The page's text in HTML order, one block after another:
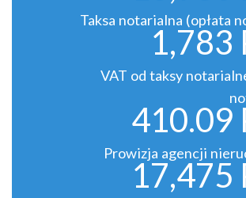
Taksa notarialna (opłata
1,783
VAT od taksy
410.09
Prowizja agencji
17,475